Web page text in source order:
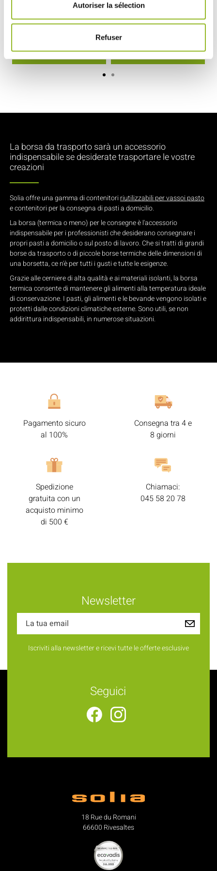
Autoriser la sélection
Refuser
Tous nos produitsVassoi pasto
Scatole per i pasti Piatti per vassoi pasto
La borsa da trasporto sarà un accessorio
indispensabile se desiderate trasportare le vostre
creazioni
Solia offre una gamma di contenitori riutilizzabili per vassoi pasto
e contenitori per la consegna di pasti a domicilio.
La borsa (termica o meno) per le consegne è l'accessorio
indispensabile per i professionisti che desiderano consegnare i
propri pasti a domicilio o sul posto di lavoro. Che si tratti di grandi
borse da trasporto o di piccole borse termiche delle dimensioni di
una borsetta, ce n'è per tutti i gusti e tutte le esigenze.
Grazie alle cerniere di alta qualità e ai materiali isolanti, la borsa
termica consente di mantenere gli alimenti alla temperatura ideale
di conservazione. I pasti, gli alimenti e le bevande vengono isolati e
protetti dalle condizioni climatiche esterne. Sono utili, se non
addirittura indispensabili, in numerose situazioni.
Pagamento sicuro
al 100%
Consegna tra 4 e
8 giorni
Spedizione
gratuita con un
acquisto minimo
di 500 €
Chiamaci:
045 58 20 78
Newsletter
Iscriviti alla newsletter e ricevi tutte le offerte esclusive
Seguici
18 Rue du Romani
66600 Rivesaltes